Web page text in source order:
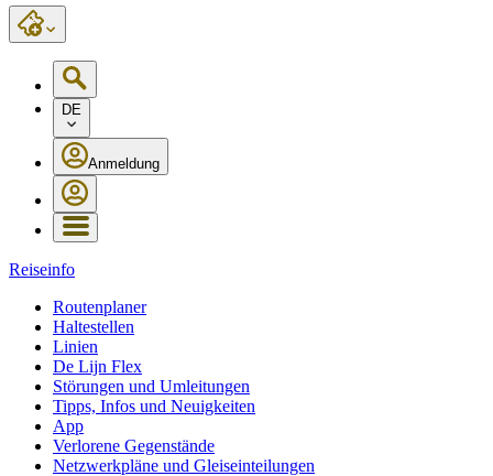
DE
Anmeldung
Reiseinfo
Routenplaner
Haltestellen
Linien
De Lijn Flex
Störungen und Umleitungen
Tipps, Infos und Neuigkeiten
App
Verlorene Gegenstände
Netzwerkpläne und Gleiseinteilungen